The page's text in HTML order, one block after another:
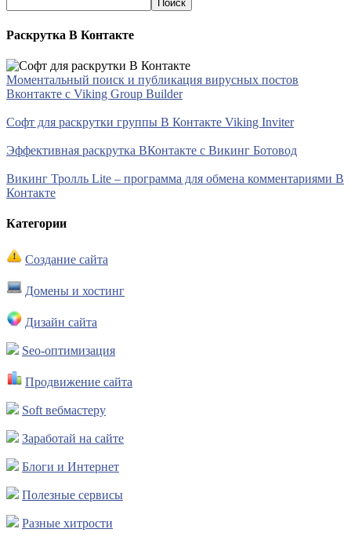
Раскрутка В Контакте
Моментальный поиск и публикация вирусных постов
Вконтакте с Viking Group Builder
Софт для раскрутки группы В Контакте Viking Inviter
Эффективная раскрутка ВКонтакте с Викинг Ботовод
Викинг Тролль Lite – программа для обмена комментариями В
Контакте
Категории
Создание сайта
Домены и хостинг
Дизайн сайта
Seo-оптимизация
Продвижение сайта
Soft вебмастеру
Заработай на сайте
Блоги и Интернет
Полезные сервисы
Разные хитрости